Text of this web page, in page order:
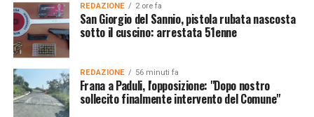
REDAZIONE 2 ore fa
San Giorgio del Sannio, pistola rubata nascosta
sotto il cuscino: arrestata 51enne
REDAZIONE 56 minuti fa
Frana a Paduli, l'opposizione: "Dopo nostro
sollecito finalmente intervento del Comune"